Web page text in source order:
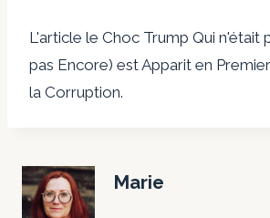
L'article le Choc Trump Qui n'était
pas Encore) est Apparit en
la Corruption.
Marie